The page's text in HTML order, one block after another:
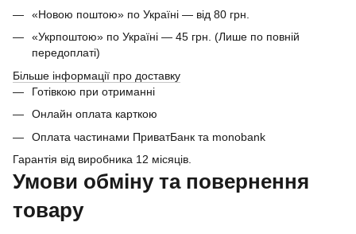
«Новою поштою» по Україні — від 80 грн.
«Укрпоштою» по Україні — 45 грн. (Лише по повній
передоплаті)
Більше інформації про доставку
Готівкою при отриманні
Онлайн оплата карткою
Оплата частинами ПриватБанк та monobank
Гарантія від виробника 12 місяців.
Умови обміну та повернення
товару